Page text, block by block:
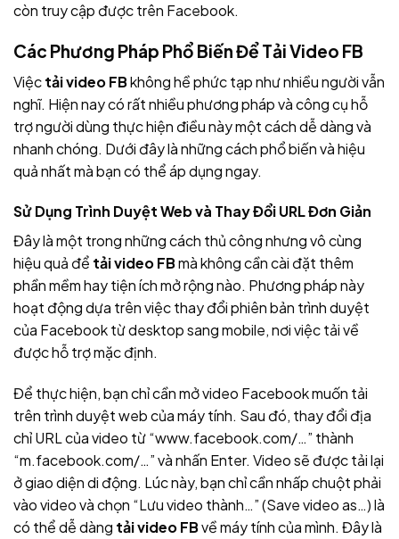
còn truy cập được trên Facebook.
Các Phương Pháp Phổ Biến Để Tải Video FB
Việctải video FBkhông hề phức tạp như nhiều người vẫn
nghĩ. Hiện nay có rất nhiều phương pháp và công cụ hỗ
trợ người dùng thực hiện điều này một cách dễ dàng và
nhanh chóng. Dưới đây là những cách phổ biến và hiệu
quả nhất mà bạn có thể áp dụng ngay.
Sử Dụng Trình Duyệt Web và Thay Đổi URL Đơn Giản
Đây là một trong những cách thủ công nhưng vô cùng
hiệu quả để tải video FBmà không cần cài đặt thêm
phần mềm hay tiện ích mở rộng nào. Phương pháp này
hoạt động dựa trên việc thay đổi phiên bản trình duyệt
của Facebook từ desktop sang mobile, nơi việc tải về
được hỗ trợ mặc định.
Để thực hiện, bạn chỉ cần mở video Facebook muốn tải
trên trình duyệt web của máy tính. Sau đó, thay đổi địa
chỉ URL của video từ “www.facebook.com/…” thành
“m.facebook.com/…” và nhấn Enter. Video sẽ được tải lại
ở giao diện di động. Lúc này, bạn chỉ cần nhấp chuột phải
vào video và chọn “Lưu video thành…” (Save video as…) là
có thể dễ dàng tải video FBvề máy tính của mình. Đây là